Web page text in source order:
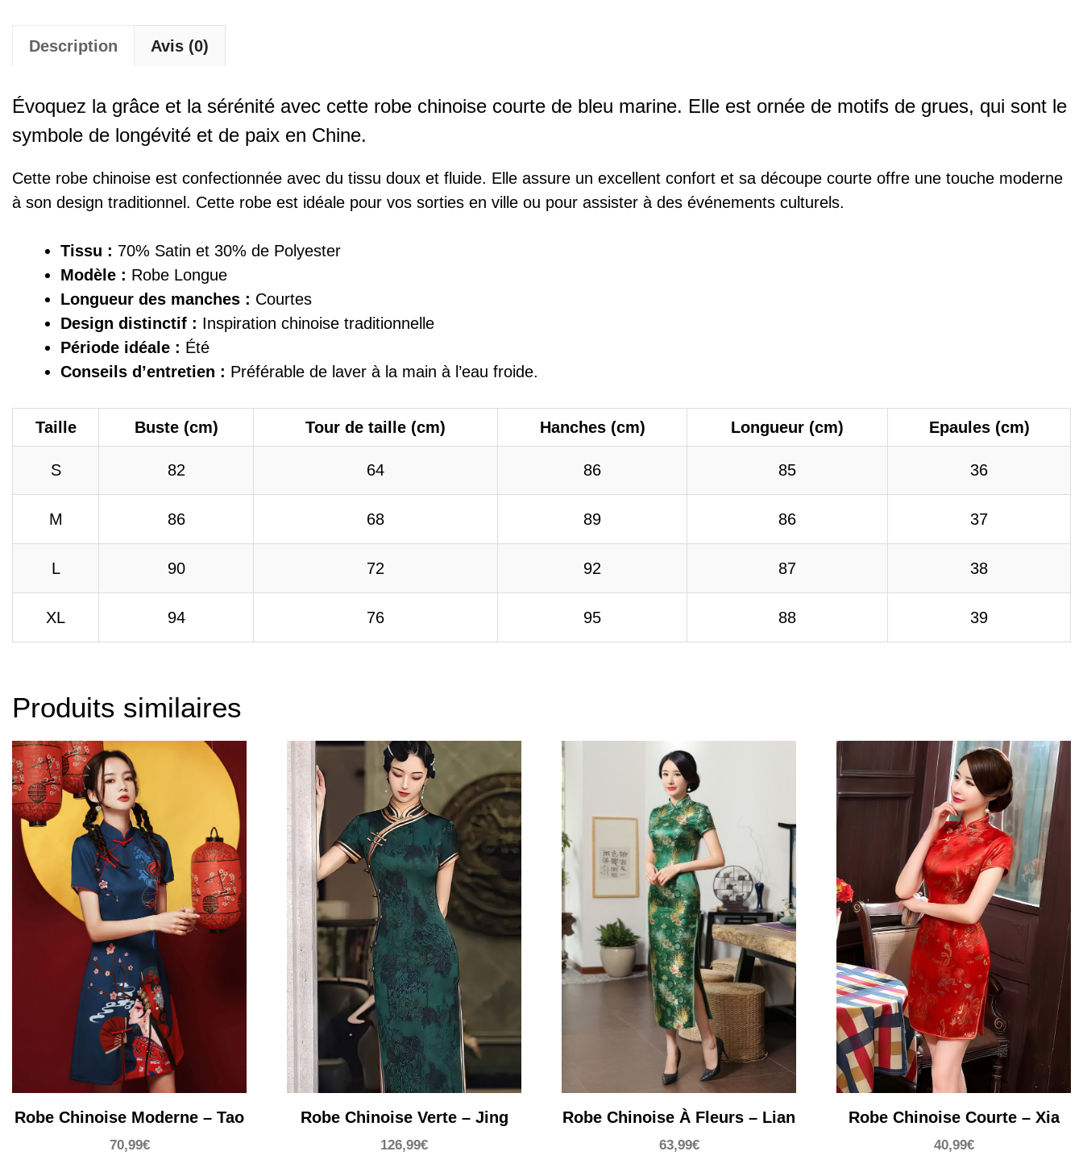
Description Avis (0)
Évoquez la grâce et la sérénité avec cette robe chinoise courte de bleu marine. Elle est ornée de motifs de grues, qui sont le
symbole de longévité et de paix en Chine.
Cette robe chinoise est confectionnée avec du tissu doux et fluide. Elle assure un excellent confort et sa découpe courte offre une touche moderne
à son design traditionnel. Cette robe est idéale pour vos sorties en ville ou pour assister à des événements culturels.
Tissu : 70% Satin et 30% de Polyester
Modèle : Robe Longue
Longueur des manches : Courtes
Design distinctif : Inspiration chinoise traditionnelle
Période idéale : Été
Conseils d’entretien : Préférable de laver à la main à l’eau froide.
Taille Buste (cm) Tour de taille (cm) Hanches (cm) Longueur (cm) Epaules (cm)
S 82 64 86 85 36
M 86 68 89 86 37
L 90 72 92 87 38
XL 94 76 95 88 39
Produits similaires
Robe Chinoise Moderne – Tao
70,99€
Robe Chinoise Verte – Jing
126,99€
Robe Chinoise À Fleurs – Lian
63,99€
Robe Chinoise Courte – Xia
40,99€